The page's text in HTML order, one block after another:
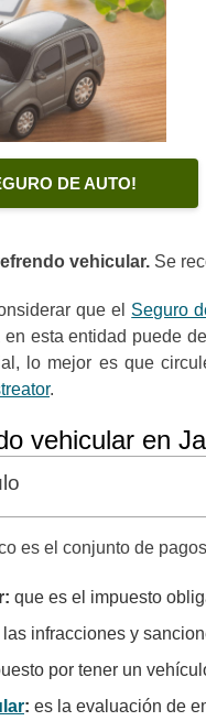
DE AUTO!
vehicular. Se
que el Seguro
esta entidad puede
lo mejor es que
.
vehicular en
es el conjunto de
que es el impuesto
las infracciones y
por tener un
: es la evaluación de